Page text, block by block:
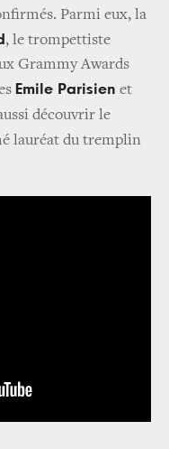
Parmi eux, la
, le trompettiste
Grammy Awards
Emile Parisien et
découvrir le
lauréat du tremplin